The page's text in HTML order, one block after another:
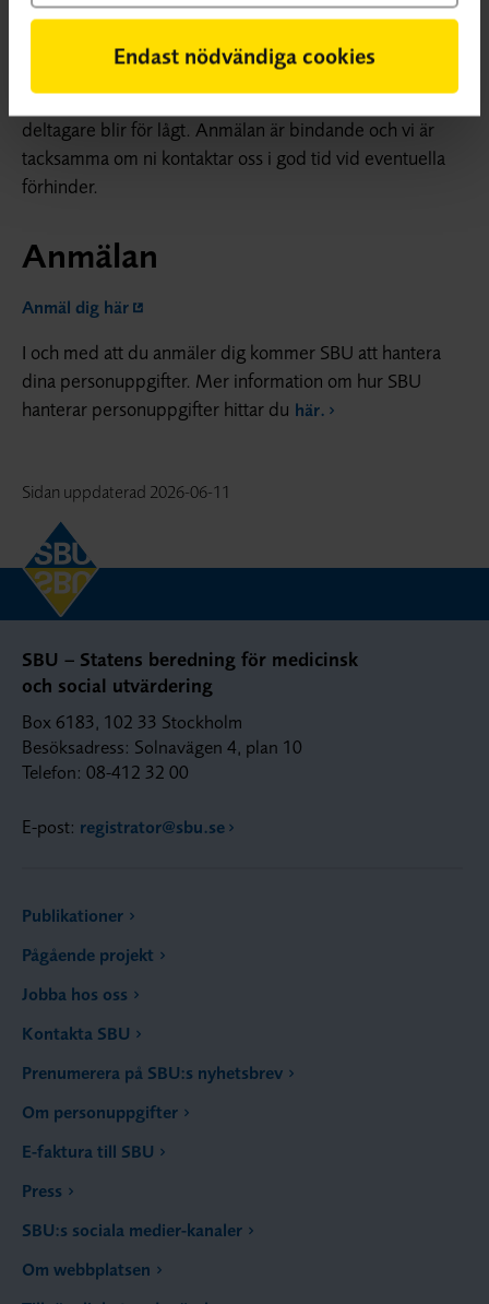
Endast nödvändiga cookies
Totalt 40 platser. Vi tar in deltagare i den ordning ni
anmäler er. Sista anmälningsdag är 5 oktober, men
kursen kan komma att bli fullsatt innan dess. Vi
reserverar oss för möjligheten att ställa in ifall antalet
deltagare blir för lågt. Anmälan är bindande och vi är
tacksamma om ni kontaktar oss i god tid vid eventuella
förhinder.
Anmälan
Anmäl dig här
I och med att du anmäler dig kommer SBU att hantera
dina personuppgifter. Mer information om hur SBU
hanterar personuppgifter hittar du här.
Sidan uppdaterad 2026-06-11
SBU – Statens beredning för medicinsk
och social utvärdering
Box 6183, 102 33 Stockholm
Besöksadress: Solnavägen 4, plan 10
Telefon: 08-412 32 00
E-post: registrator@sbu.se
Publikationer
Pågående projekt
Jobba hos oss
Kontakta SBU
Prenumerera på SBU:s nyhetsbrev
Om personuppgifter
E-faktura till SBU
Press
SBU:s sociala medier-kanaler
Om webbplatsen